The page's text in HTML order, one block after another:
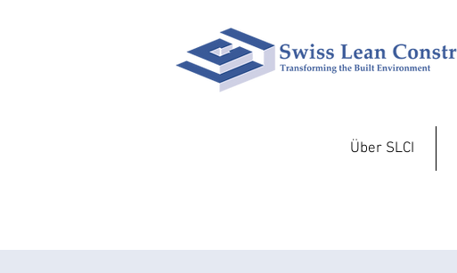
Über SLCI